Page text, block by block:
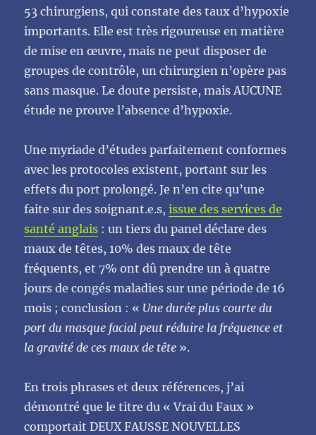
53 chirurgiens, qui constate des taux d’hypoxie
importants. Elle est très rigoureuse en matière
de mise en œuvre, mais ne peut disposer de
groupes de contrôle, un chirurgien n’opère pas
sans masque. Le doute persiste, mais AUCUNE
étude ne prouve l’absence d’hypoxie.
Une myriade d’études parfaitement conformes
avec les protocoles existent, portant sur les
effets du port prolongé. Je n’en cite qu’une
faite sur des soignant.e.s,issue des services de
santé anglais : un tiers du panel déclare des
maux de têtes, 10% des maux de tête
fréquents, et 7% ont dû prendre un à quatre
jours de congés maladies sur une période de 16
mois ; conclusion : « Une durée plus courte du
port du masque facial peut réduire la fréquence et
la gravité de ces maux de tête ».
En trois phrases et deux références, j’ai
démontré que le titre du « Vrai du Faux »
comportait DEUX FAUSSE NOUVELLES